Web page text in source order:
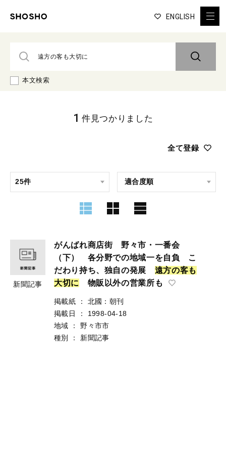
ENGLISH
本文検索
全て登録
1 件見つかりました
新聞記事
がんばれ商店街 野々市・一番会
（下） 各分野での地域一を自負 こ
だわり持ち、独自の発展 遠方の客も
大切に 物販以外の営業所も
掲載紙 ：
北國：朝刊
掲載日
：
1998-04-18
地域
：
野々市市
種別
： 新聞記事